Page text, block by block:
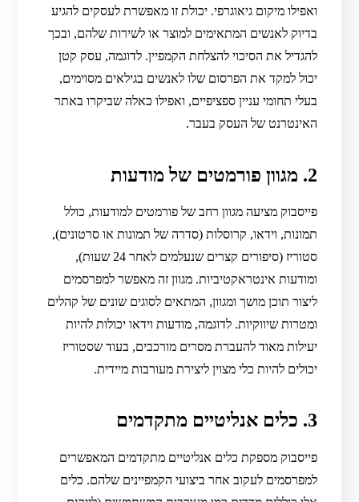
ואפילו מיקום גיאוגרפי. יכולת זו מאפשרת לעסקים להגיע
בדיוק לאנשים המתאימים למוצר או לשירות שלהם, ובכך
להגדיל את הסיכוי להצלחת הקמפיין. לדוגמה, עסק קטן
יכול למקד את הפרסום שלו לאנשים בגילאים מסוימים,
בעלי תחומי עניין ספציפיים, ואפילו כאלה שביקרו באתר
האינטרנט של העסק בעבר.
2. מגוון פורמטים של מודעות
פייסבוק מציעה מגוון רחב של פורמטים למודעות, כולל
תמונות, וידאו, קרוסלות (סדרה של תמונות או סרטונים),
סטוריז (סיפורים קצרים שנעלמים לאחר 24 שעות),
ומודעות אינטראקטיביות. מגוון זה מאפשר למפרסמים
ליצור תוכן מושך ומגוון, המתאים לסוגים שונים של קהלים
ומטרות שיווקיות. לדוגמה, מודעות וידאו יכולות להיות
יעילות מאוד להעברת מסרים מורכבים, בעוד שסטוריז
יכולים להיות כלי מצוין ליצירת מעורבות מיידית.
3. כלים אנליטיים מתקדמים
פייסבוק מספקת כלים אנליטיים מתקדמים המאפשרים
למפרסמים לעקוב אחר ביצועי הקמפיינים שלהם. כלים